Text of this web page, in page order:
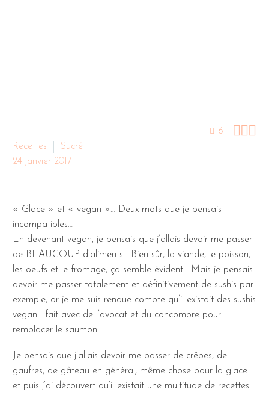
6 
Recettes
Sucré
24 janvier 2017
« Glace » et « vegan »… Deux mots que je pensais
incompatibles…
En devenant vegan, je pensais que j’allais devoir me passer
de BEAUCOUP d’aliments… Bien sûr, la viande, le poisson,
les oeufs et le fromage, ça semble évident… Mais je pensais
devoir me passer totalement et définitivement de sushis par
exemple, or je me suis rendue compte qu’il existait des sushis
vegan : fait avec de l’avocat et du concombre pour
remplacer le saumon !
Je pensais que j’allais devoir me passer de crêpes, de
gaufres, de gâteau en général, même chose pour la glace…
et puis j’ai découvert qu’il existait une multitude de recettes